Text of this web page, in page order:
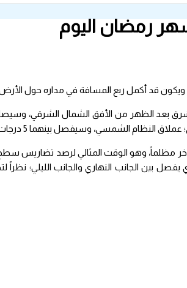
شهر رمضان اليوم
ويكون قد أكمل ربع المسافة في مداره حول
بعد الظهر من الأفق الشمال الشرقي،
بينهما 5 درجات، في ظاهرةٍ مشاهدة بالعين المجردة.
مظلماً، وهو الوقت المثالي لرصد تضاريس
بين الجانب النهاري والجانب الليلي؛ نظراً